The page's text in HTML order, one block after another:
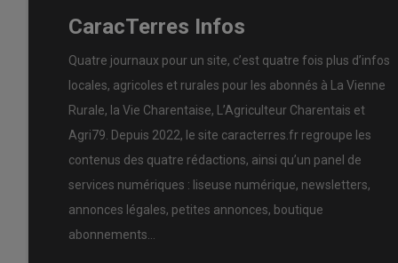
CaracTerres Infos
Quatre journaux pour un site, c’est quatre fois plus d’infos
locales, agricoles et rurales pour les abonnés à La Vienne
Rurale, la Vie Charentaise, L’Agriculteur Charentais et
Agri79. Depuis 2022, le site caracterres.fr regroupe les
contenus des quatre rédactions, ainsi qu’un panel de
services numériques : liseuse numérique, newsletters,
annonces légales, petites annonces, boutique
abonnements…